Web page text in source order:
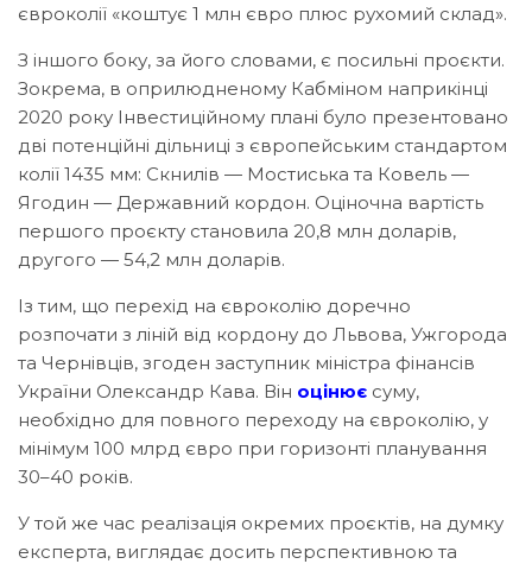
євроколії «коштує 1 млн євро плюс рухомий склад».
З іншого боку, за його словами, є посильні проєкти.
Зокрема, в оприлюдненому Кабміном наприкінці
2020 року Інвестиційному плані було презентовано
дві потенційні дільниці з європейським стандартом
колії 1435 мм: Скнилів — Мостиська та Ковель —
Ягодин — Державний кордон. Оціночна вартість
першого проєкту становила 20,8 млн доларів,
другого — 54,2 млн доларів.
Із тим, що перехід на євроколію доречно
розпочати з ліній від кордону до Львова, Ужгорода
та Чернівців, згоден заступник міністра фінансів
України Олександр Кава. Він оцінює суму,
необхідно для повного переходу на євроколію, у
мінімум 100 млрд євро при горизонті планування
30–40 років.
У той же час реалізація окремих проєктів, на думку
експерта, виглядає досить перспективною та